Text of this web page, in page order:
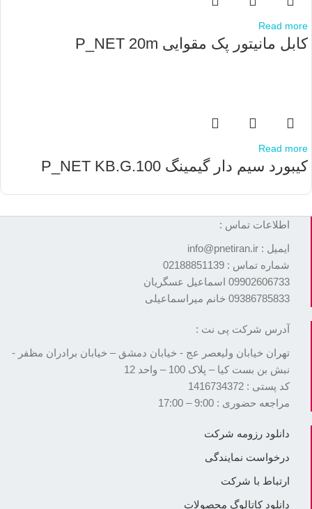
Read more
کابل مانیتور پک مقوایی P_NET 20m
Read more
کیبورد سیم دار گیمینگ P_NET KB.G.100
اطلاعات تماس :
ایمیل : info@pnetiran.ir
شماره تماس : 02188851139
09902606733 اسماعیل عسگریان
09386785833 خانم میراسماعیلی
آدرس شرکت پی نت :
تهران خیابان ولیعصر عج - خیابان دمشق – خیابان برادران مظفر -
نبش بن بست کیا – پلاک 100 – واحد 12
کد پستی : 1416734372
مراجعه حضوری : 9:00 – 17:00
دانلود رزومه شرکت
درخواست نمایندگی
ارتباط با شرکت
دانلود کاتالوگ محصولات